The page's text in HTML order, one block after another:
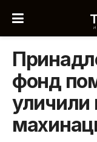
фонд
уличили